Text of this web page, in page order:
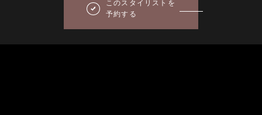
このスタイリストを
予約する